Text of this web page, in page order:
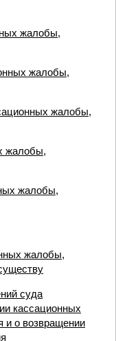
жалобы,
жалобы,
жалобы,
жалобы,
жалобы,
жалобы,
суда
кассационных
и о возвращении